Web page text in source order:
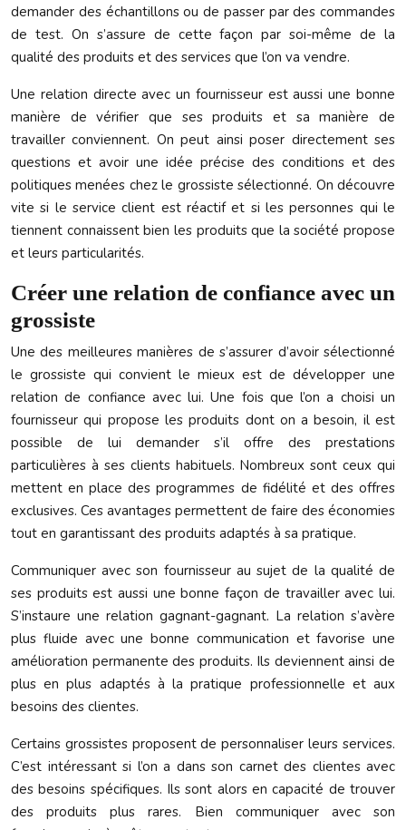
demander des échantillons ou de passer par des commandes
de test. On s’assure de cette façon par soi-même de la
qualité des produits et des services que l’on va vendre.
Une relation directe avec un fournisseur est aussi une bonne
manière de vérifier que ses produits et sa manière de
travailler conviennent. On peut ainsi poser directement ses
questions et avoir une idée précise des conditions et des
politiques menées chez le grossiste sélectionné. On découvre
vite si le service client est réactif et si les personnes qui le
tiennent connaissent bien les produits que la société propose
et leurs particularités.
Créer une relation de confiance avec un
grossiste
Une des meilleures manières de s’assurer d’avoir sélectionné
le grossiste qui convient le mieux est de développer une
relation de confiance avec lui. Une fois que l’on a choisi un
fournisseur qui propose les produits dont on a besoin, il est
possible de lui demander s’il offre des prestations
particulières à ses clients habituels. Nombreux sont ceux qui
mettent en place des programmes de fidélité et des offres
exclusives. Ces avantages permettent de faire des économies
tout en garantissant des produits adaptés à sa pratique.
Communiquer avec son fournisseur au sujet de la qualité de
ses produits est aussi une bonne façon de travailler avec lui.
S’instaure une relation gagnant-gagnant. La relation s’avère
plus fluide avec une bonne communication et favorise une
amélioration permanente des produits. Ils deviennent ainsi de
plus en plus adaptés à la pratique professionnelle et aux
besoins des clientes.
Certains grossistes proposent de personnaliser leurs services.
C’est intéressant si l’on a dans son carnet des clientes avec
des besoins spécifiques. Ils sont alors en capacité de trouver
des produits plus rares. Bien communiquer avec son